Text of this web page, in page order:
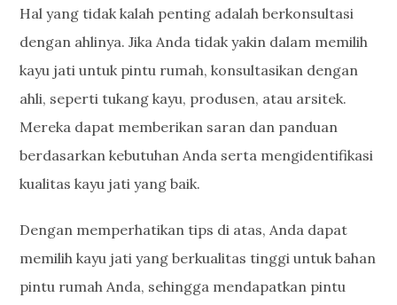
Hal yang tidak kalah penting adalah berkonsultasi
dengan ahlinya. Jika Anda tidak yakin dalam memilih
kayu jati untuk pintu rumah, konsultasikan dengan
ahli, seperti tukang kayu, produsen, atau arsitek.
Mereka dapat memberikan saran dan panduan
berdasarkan kebutuhan Anda serta mengidentifikasi
kualitas kayu jati yang baik.
Dengan memperhatikan tips di atas, Anda dapat
memilih kayu jati yang berkualitas tinggi untuk bahan
pintu rumah Anda, sehingga mendapatkan pintu